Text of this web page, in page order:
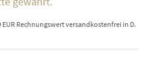
EUR Rechnungswert versandkostenfrei in D.